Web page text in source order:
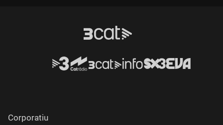
Corporatiu